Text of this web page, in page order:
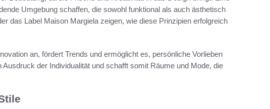
Umgebung schaffen, die sowohl funktional als auch ästhetisch
das Label Maison Margiela zeigen, wie diese Prinzipien erfolgreich
an, fördert Trends und ermöglicht es, persönliche Vorlieben
der Individualität und schafft somit Räume und Mode, die